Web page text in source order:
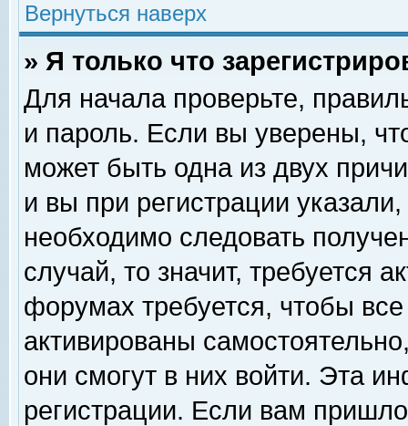
Вернуться наверх
» Я только что
Для начала проверьте,
и пароль. Если вы уверены,
может быть одна из двух
и вы при регистрации
необходимо следовать
случай, то значит, требуется
форумах требуется, чтобы
активированы
они смогут в них войти. Эта
регистрации. Если вам